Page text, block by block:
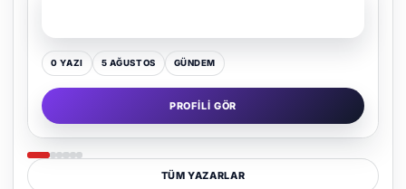
0 YAZI 16 TEMMUZ GÜNDEM
PROFILI GÖR
TÜM YAZARLAR